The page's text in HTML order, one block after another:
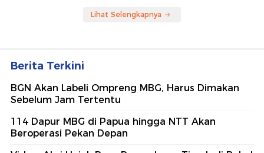
Lihat Selengkapnya
Berita Terkini
BGN Akan Labeli Ompreng MBG, Harus Dimakan
Sebelum Jam Tertentu
114 Dapur MBG di Papua hingga NTT Akan
Beroperasi Pekan Depan